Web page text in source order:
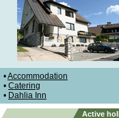
•Accommodation
• Catering
• Dahlia Inn
Active